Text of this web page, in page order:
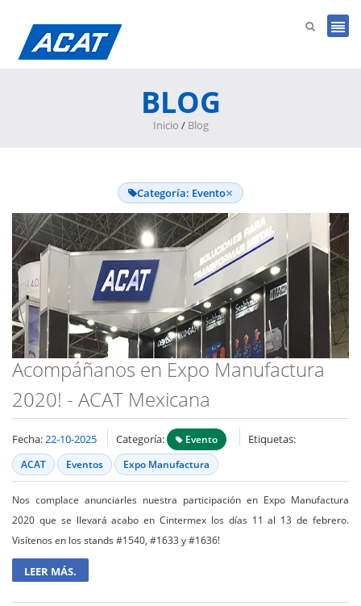
BLOG
Inicio / Blog
Categoría: Evento×
Acompáñanos en Expo Manufactura
2020! - ACAT Mexicana
Fecha:22-10-2025 Categoría: Evento Etiquetas:
ACAT Eventos Expo Manufactura
Nos complace anunciarles nuestra participación en Expo Manufactura
2020 que se llevará acabo en Cintermex los días 11 al 13 de febrero.
Visítenos en los stands #1540, #1633 y #1636!
LEER MÁS.